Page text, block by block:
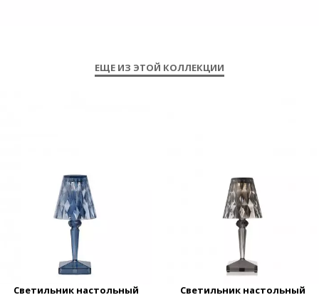
ЕЩЕ ИЗ ЭТОЙ КОЛЛЕКЦИИ
Светильник настольный
Светильник настольный